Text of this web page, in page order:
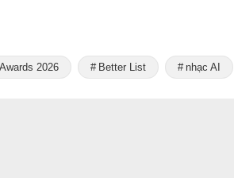
2026 Better List nhạc AI